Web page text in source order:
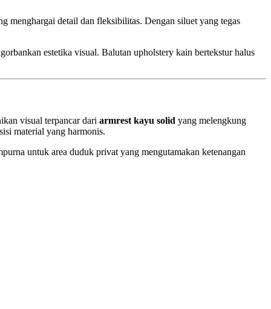
menghargai detail dan fleksibilitas. Dengan siluet yang tegas
estetika visual. Balutan upholstery kain bertekstur halus
visual terpancar dari armrest kayu solid yang melengkung
material yang harmonis.
untuk area duduk privat yang mengutamakan ketenangan